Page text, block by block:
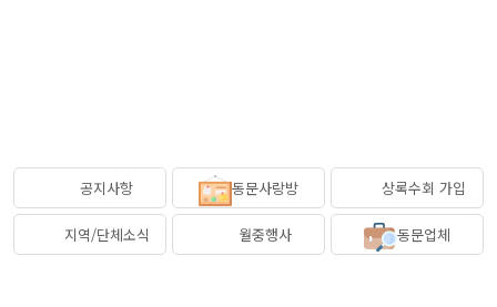
공지사항 동문사랑방 상록수회 가입
지역/단체소식 월중행사 동문업체